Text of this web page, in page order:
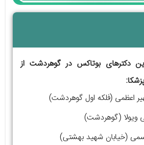
دکترهای بوتاکس در گوهردشت از
اعظمی (فلکه اول گوهردشت)
ویولا (گوهردشت)
(خیابان شهید بهشتی)